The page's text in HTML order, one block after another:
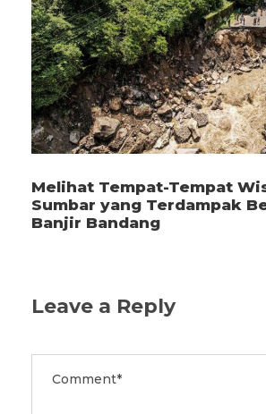
Melihat Tempat-Tempat
Sumbar yang Terdampak
Banjir Bandang
Leave a Reply